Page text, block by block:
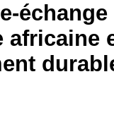
échange
africaine